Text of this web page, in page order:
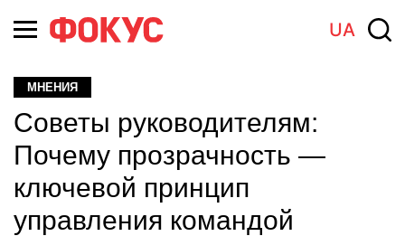
UA
МНЕНИЯ
Советы руководителям:
Почему прозрачность —
ключевой принцип
управления командой